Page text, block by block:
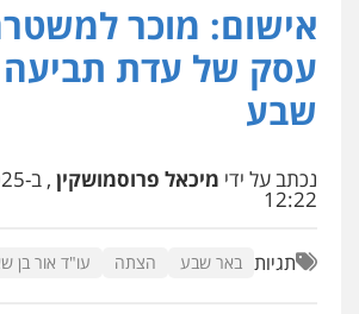
עו"ד אסף גונן
פלילי פשע חמור תעבורה
וחקירות
0542255161
פלילי פשיעה חמורה סמים
וחקירות
אישום: מוכר
עסק של עדת
שבע
נכתב על ידי מיכאל פרוסמושקין ,
12:22
תגיות באר שבע הצתה עו"ד אור בן